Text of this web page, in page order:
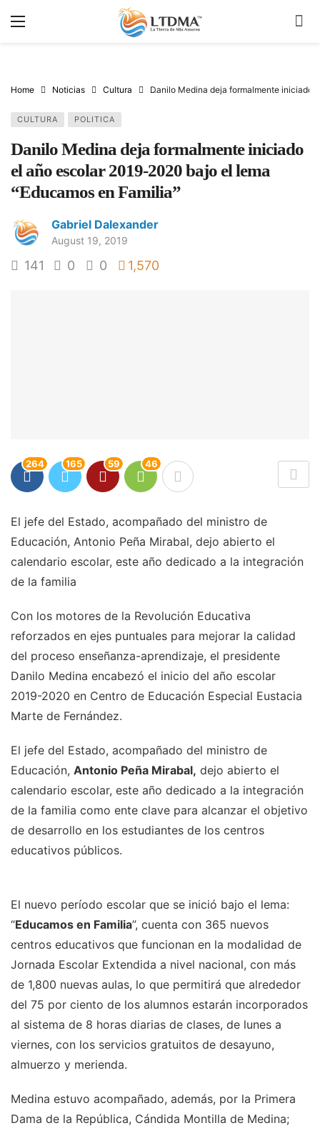
Home Noticias Cultura Danilo Medina deja formalmente iniciado
CULTURA POLITICA
Danilo Medina deja formalmente iniciado
el año escolar 2019-2020 bajo el lema
“Educamos en Familia”
Gabriel Dalexander
August 19, 2019
141 0 0 1,570
264 165 59 46
El jefe del Estado, acompañado del ministro de
Educación, Antonio Peña Mirabal, dejo abierto el
calendario escolar, este año dedicado a la integración
de la familia
Con los motores de la Revolución Educativa
reforzados en ejes puntuales para mejorar la calidad
del proceso enseñanza-aprendizaje, el presidente
Danilo Medina encabezó el inicio del año escolar
2019-2020 en Centro de Educación Especial Eustacia
Marte de Fernández.
El jefe del Estado, acompañado del ministro de
Educación, Antonio Peña Mirabal, dejo abierto el
calendario escolar, este año dedicado a la integración
de la familia como ente clave para alcanzar el objetivo
de desarrollo en los estudiantes de los centros
educativos públicos.
El nuevo período escolar que se inició bajo el lema:
“Educamos en Familia”, cuenta con 365 nuevos
centros educativos que funcionan en la modalidad de
Jornada Escolar Extendida a nivel nacional, con más
de 1,800 nuevas aulas, lo que permitirá que alrededor
del 75 por ciento de los alumnos estarán incorporados
al sistema de 8 horas diarias de clases, de lunes a
viernes, con los servicios gratuitos de desayuno,
almuerzo y merienda.
Medina estuvo acompañado, además, por la Primera
Dama de la República, Cándida Montilla de Medina;